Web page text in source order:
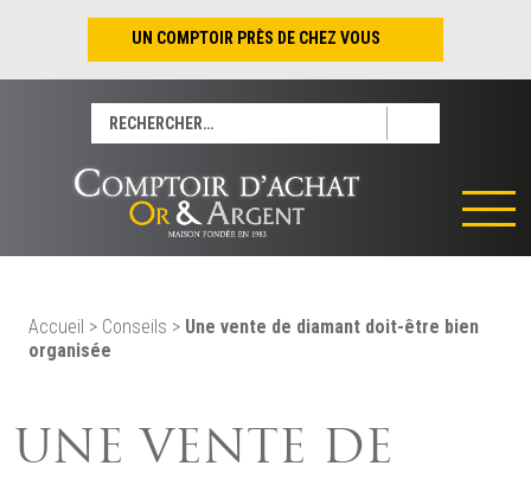
UN COMPTOIR PRÈS DE CHEZ VOUS
Nantes – Jean-Jacques Rousseau
Nantes – Saint-Pierre
Tours
La Rochelle
La Roche/Yon
Rechercher :
Accueil > Conseils > Une vente de diamant doit-être bien
organisée
UNE VENTE DE